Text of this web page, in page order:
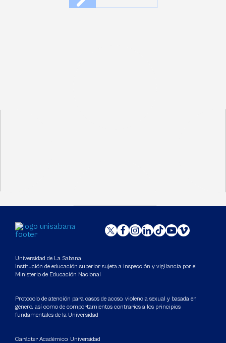
Universidad de La Sabana
Institución de educación superior sujeta a inspección y vigilancia por el
Ministerio de Educación Nacional
Protocolo de atención para casos de acoso, violencia sexual y basada en
género, así como de comportamientos contrarios a los principios
fundamentales de la Universidad
Carácter Académico: Universidad